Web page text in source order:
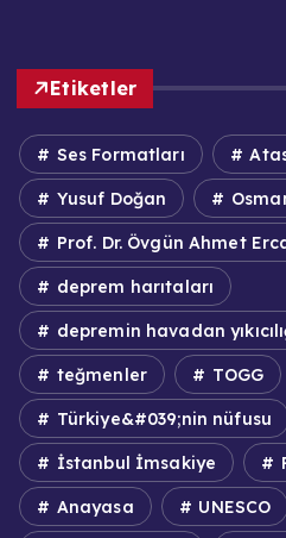
Etiketler
Ses Formatları
Yusuf Doğan
Prof. Dr. Övgün Ahmet
deprem harıtaları
depremin havadan
teğmenler TOGG
Türkiye&#039;nin nüfusu
İstanbul İmsakiye
Anayasa UNESCO